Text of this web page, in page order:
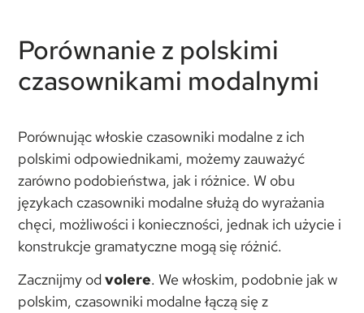
Porównanie z polskimi
czasownikami modalnymi
Porównując włoskie czasowniki modalne z ich
polskimi odpowiednikami, możemy zauważyć
zarówno podobieństwa, jak i różnice. W obu
językach czasowniki modalne służą do wyrażania
chęci, możliwości i konieczności, jednak ich użycie i
konstrukcje gramatyczne mogą się różnić.
Zacznijmy odvolere. We włoskim, podobnie jak w
polskim, czasowniki modalne łączą się z